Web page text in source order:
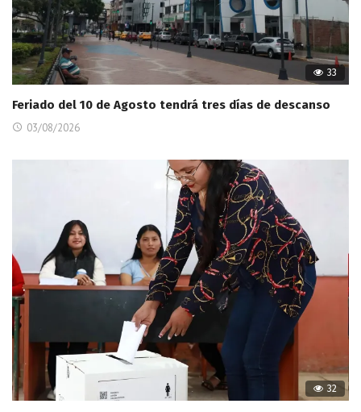
33
Feriado del 10 de Agosto tendrá tres días de descanso
03/08/2026
32